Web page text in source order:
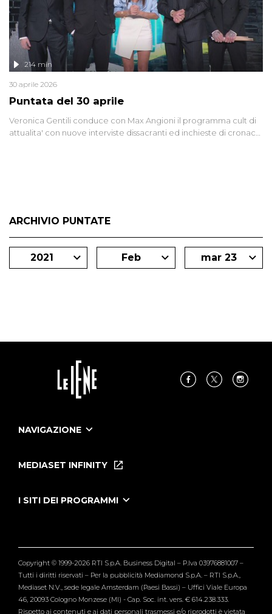
Puntata del 30 aprile
214 min
30 aprile 2026
Veronica Gentili conduce con Max Angioni il programma cult di
attualita' con nuove interviste dissacranti ed inchieste di cronaca
ARCHIVIO PUNTATE
2021 Feb mar 23
NAVIGAZIONE
Le Iene Presentano Inside
Tutti i servizi
MEDIASET INFINITY
I SITI DEI PROGRAMMI
Verissimo
Copyright © 1999-2026 RTI S.p.A. Business Digital – P.Iva 03976881007 –
Tutti i diritti riservati – Per la pubblicità Mediamond S.p.A. – RTI S.p.A.,
Mediaset N.V., sede legale Amsterdam (Paesi Bassi) – Uffici Viale Europa
46, 20093 Cologno Monzese (MI) - Cap. Soc. int. vers. € 614.238.333.
Rispetto ai contenuti e ai dati personali trasmessi e/o riprodotti è vietata